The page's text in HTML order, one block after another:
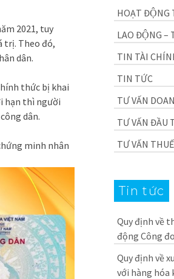
2021, tuy
trị. Theo đó,
dân.
thức bị khai
hạn thì người
dân.
minh nhân
HOẠT ĐỘNG
LAO ĐỘNG –
TIN TÀI
TIN TỨC
TƯ VẤN
TƯ VẤN ĐẦU
TƯ VẤN
Tin tức
Quy định về
động Công
Quy định về
với hàng hóa